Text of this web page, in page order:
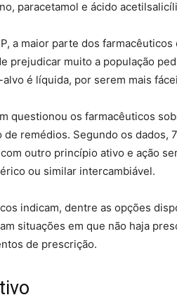
paracetamol e ácido
a maior parte dos
prejudicar muito a população
é líquida, por serem mais
questionou os farmacêuticos
remédios. Segundo os dados,
outro princípio ativo e ação
ou similar intercambiável.
indicam, dentre as opções
situações em que não haja
de prescrição.